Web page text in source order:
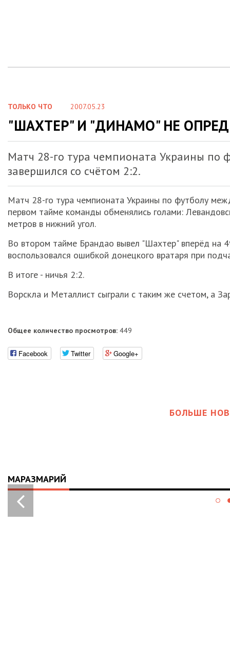
ТОЛЬКО ЧТО 2007.05.23
"ШАХТЕР" И "ДИНАМО" НЕ
Матч 28-го тура чемпионата Украины
завершился со счётом 2:2.
Матч 28-го тура чемпионата Украины по футболу
первом тайме команды обменялись голами:
метров в нижний угол.
Во втором тайме Брандао вывел "Шахтер" вперёд на
воспользовался ошибкой донецкого вратаря при
В итоге - ничья 2:2.
Ворскла и Металлист сыграли с таким же счетом, а
Общее количество просмотров: 449
Facebook Twitter Google+
БОЛЬШЕ
МАРАЗМАРИЙ